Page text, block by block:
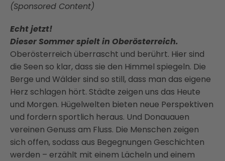
(Sponsored Content)
Echt jetzt!
Dieser Sommer spielt in Oberösterreich.
Oberösterreich überrascht und berührt. Hier sind
die Seen so klar, dass sie den Himmel spiegeln. Die
Berge und Wälder sind so still, dass man das eigene
Herz schlagen hört. Städte zeigen uns das Heute
und Morgen. Hügelwelten bieten neue Perspektiven
und fordern sportlich heraus. Und Donauauen
vereinen Genuss am Fluss. Die Menschen zeigen
sich offen, sodass aus Begegnungen Geschichten
werden – erzählt mit einem Lächeln und einem